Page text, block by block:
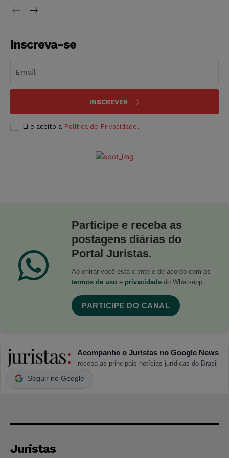
Inscreva-se
INSCREVER
Li e aceito a Política de Privacidade.
Participe e receba as
postagens diárias do
Portal Juristas.
Ao entrar você está ciente e de acordo com os
termos de uso e privacidade do Whatsapp.
PARTICIPE DO CANAL
Acompanhe o Juristas no Google News
receba as principais notícias jurídicas do Brasil
Seguir no Google
Juristas